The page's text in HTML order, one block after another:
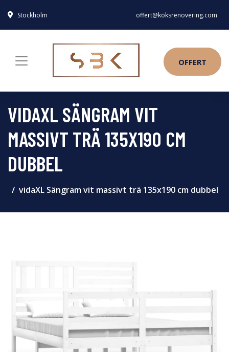
Stockholm offert@köksrenovering.com
OFFERT
VIDAXL SÄNGRAM VIT
MASSIVT TRÄ 135X190 CM
DUBBEL
vidaXL Sängram vit massivt trä 135x190 cm dubbel